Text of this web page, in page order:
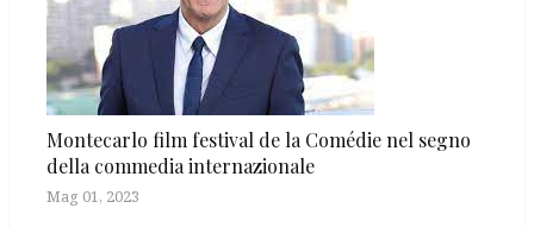
Montecarlo film festival de la Comédie nel segno
della commedia internazionale
Mag 01, 2023